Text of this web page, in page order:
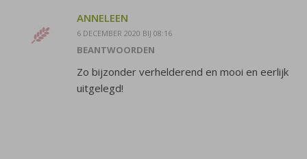
ANNELEEN
6 DECEMBER 2020 BIJ 08:16
BEANTWOORDEN
Zo bijzonder verhelderend en mooi en eerlijk
uitgelegd!